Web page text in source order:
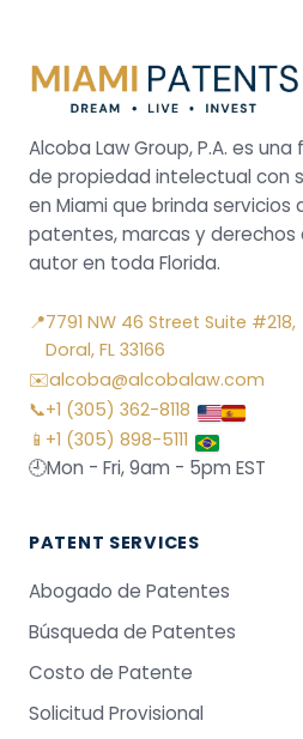
Alcoba Law Group, P.A. es una
de propiedad intelectual con
en Miami que brinda servicios
patentes, marcas y derechos
autor en toda Florida.
📍7791 NW 46 Street Suite #218,
Doral, FL 33166
✉️alcoba@alcobalaw.com
📞+1 (305) 362-8118
📱 +1 (305) 898-5111
🕘Mon - Fri, 9am - 5pm EST
PATENT SERVICES
Abogado de Patentes
Búsqueda de Patentes
Costo de Patente
Solicitud Provisional